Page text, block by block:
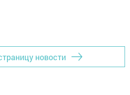
новости